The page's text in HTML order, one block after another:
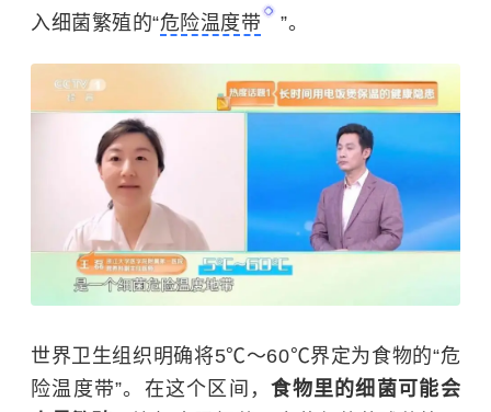
入细菌繁殖的“危险温度带 ”。
世界卫生组织明确将5℃～60℃界定为食物的“危
险温度带”。在这个区间，食物里的细菌可能会